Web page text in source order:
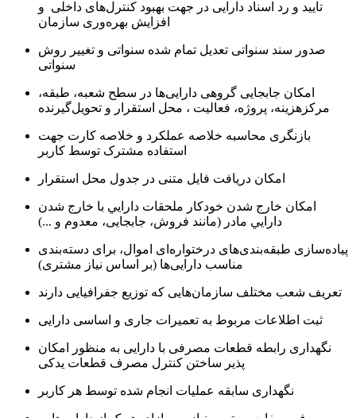
تاييد و رد اسناد دارايی در جهت بهبود کنترل‌های داخلی و
افزایش بهره‌وری سازمان
صدور سند سنواتی تعدیل تمام شده سنواتی و تغییر روش
سنواتی
امكان جابجايی گروهی دارایی‌ها در سطح شعبه، طبقه،
مرکزهزینه، پروژه، فعاليت ، محل استقرار و تحویل‌گیرنده
بازنگری محاسبه خلاصه عملكرد و خلاصه كارت جهت
استفاده مشترک توسط كاربر
امكان خارج شدن خودکار ملحقات دارايي با خارج شدن
دارايي مادر (مانند فروش، جابجایی، معدوم و ...)
پیاده‌سازی طبقه‌بندی‌های درختواره‌ای اموال، برای دسته‌بندی
مناسب دارایی‌ها (بر اساس نیاز مشتری)
تعریف شعب مختلف سازمان‌هایی که توزیع جفرافیایی دارند
ثبت اطلاعات مربوط به تعمیرات جاری و اساسی دارایی
نگهداری رابطه قطعات مصرفی با دارایی به منظور امکان
پذیر ساختن کنترل مصرف قطعات یدکی
نگهداری سابقه عملیات انجام شده توسط هر کاربر